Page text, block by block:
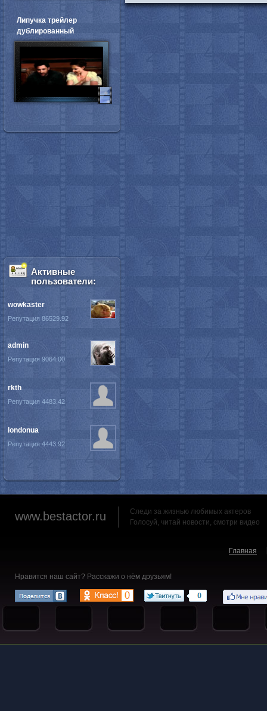
Липучка трейлер
дублированный
Активные
пользователи:
wowkaster
Репутация 86529.92
admin
Репутация 9064.00
rkth
Репутация 4483.42
londonua
Репутация 4443.92
www.bestactor.ru
Следи за жизнью любимых актеров
Голосуй, читай новости, смотри видео
Главная
Нравится наш сайт? Расскажи о нём друзьям!